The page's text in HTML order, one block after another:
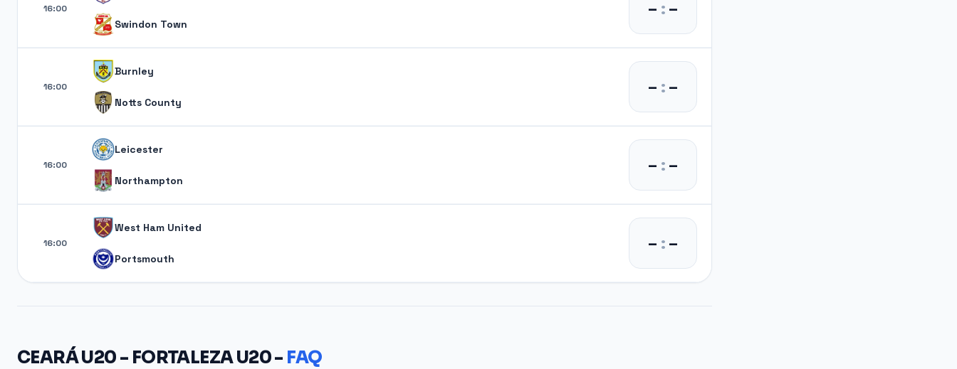
16:00
Swindon Town
– :–
16:00
Burnley
Notts County
– :–
16:00
Leicester
Northampton
– :–
16:00
West Ham United
Portsmouth
– :–
CEARÁ U20 - FORTALEZA U20 - FAQ